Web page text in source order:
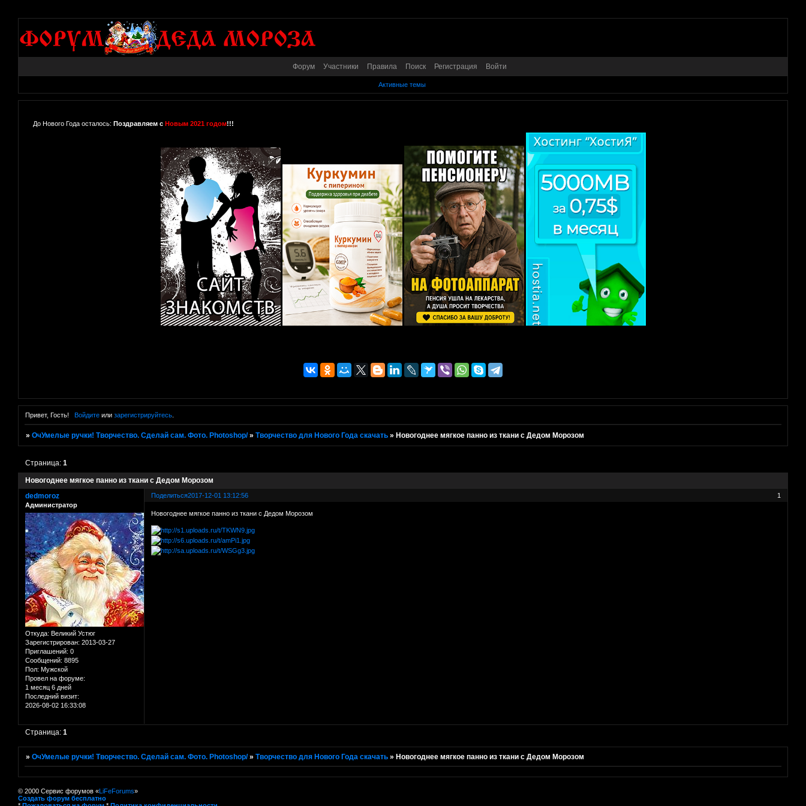
Форум Участники Правила Поиск Регистрация Войти
Активные темы
До Нового Года осталось: Поздравляем с Новым 2021 годом!!!
Привет, Гость! Войдитеили зарегистрируйтесь.
»ОчУмелые ручки! Творчество. Сделай сам. Фото. Photoshop/ »Творчество для Нового Года скачать » Новогоднее мягкое панно из ткани с Дедом Морозом
Новогоднее мягкое панно из ткани с Дедом Морозом
Страница:1
Поделиться 1
2017-12-01 13:12:56
dedmoroz
Администратор
Откуда: Великий Устюг
Зарегистрирован: 2013-03-27
Приглашений: 0
Сообщений: 8895
Пол: Мужской
Провел на форуме:
1 месяц 6 дней
Последний визит:
2026-08-02 16:33:08
Новогоднее мягкое панно из ткани с Дедом Морозом
Страница:1
»ОчУмелые ручки! Творчество. Сделай сам. Фото. Photoshop/ »Творчество для Нового Года скачать » Новогоднее мягкое панно из ткани с Дедом Морозом
© 2000 Сервис форумов «LiFeForums»
Создать форум бесплатно